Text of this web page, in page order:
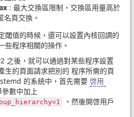
: 最大交換區限制，交換區用量高於
名頁交換。
閾值的時候，還可以設置內核回調的
些程序相關的操作。
之後，就可以通過對某些程序設置
生的頁面請求把別的 程序所需的頁
的系統中，首先需要 啓用
數中加上
。然後開啓用戶